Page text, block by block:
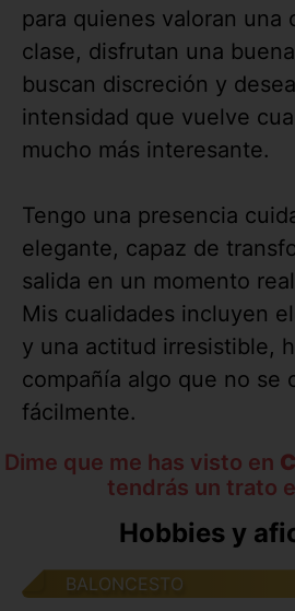
para quienes valoran una
clase, disfrutan una
buscan discreción y
intensidad que vuelve
mucho más interesante.
Tengo una presencia
elegante, capaz de
salida en un momento
Mis cualidades incluyen
y una actitud irresistible,
compañía algo que no se
fácilmente.
Dime que me has visto en
tendrás un trato
Hobbies y
BALONCESTO